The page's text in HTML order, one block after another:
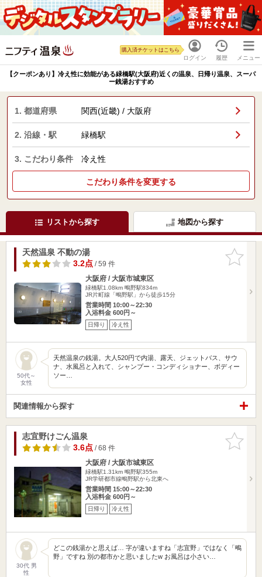
ログイン
購入済チケットはこちら
履歴 メニュー
【クーポンあり】冷え性に効能がある緑橋駅(大阪府)近くの温泉、日帰り温泉、スーパ
ー銭湯おすすめ
1. 都道府県 関西(近畿) / 大阪府
2. 沿線・駅 緑橋駅
3. こだわり条件 冷え性
こだわり条件を変更する
リストから探す 地図から探す
お気に入
りに追加
天然温泉 不動の湯
3.2点/ 59 件
大阪府 / 大阪市城東区
緑橋駅1.08km 鴫野駅834m
JR片町線「鴫野駅」から徒歩15分
営業時間 10:00～22:30
入浴料金 600円～
日帰り 冷え性
50代～
女性
天然温泉の銭湯。大人520円で内湯、露天、ジェットバス、サウ
ナ、水風呂と入れて、シャンプー・コンディショナー、ボディー
ソー…
関連情報から探す
お気に入
りに追加
志宜野けごん温泉
3.6点/ 68 件
大阪府 / 大阪市城東区
緑橋駅1.31km 鴫野駅355m
JR学研都市線鴫野駅から北東へ
営業時間 15:00～22:30
入浴料金 600円～
日帰り 冷え性
30代 男
性
どこの銭湯かと思えば… 字が違いますね「志宜野」ではなく「鴫
野」ですね 別の都市かと思いましたw お風呂は小さい…